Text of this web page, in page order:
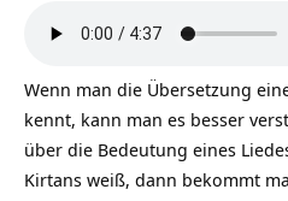
Wenn man die Übersetzung
kennt, kann man es besser
über die Bedeutung eines
Kirtans weiß, dann bekommt